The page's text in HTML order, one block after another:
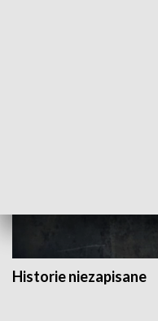
Historie niezapisane